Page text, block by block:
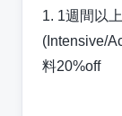
1. 1週間以
(Intensive/
料20%off